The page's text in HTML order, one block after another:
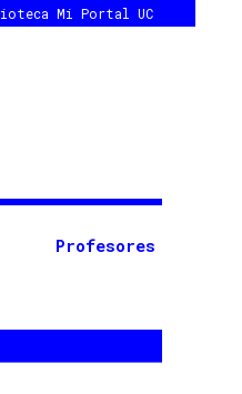
Mi Portal UC
Profesores